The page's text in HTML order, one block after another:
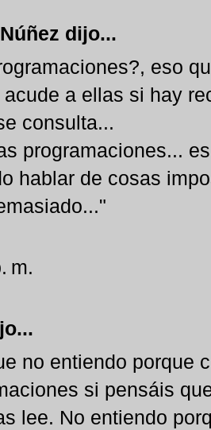
dijo...
eso
a ellas si hay
consulta...
programaciones...
hablar de cosas
m.
no entiendo porque
si pensáis
lee. No entiendo